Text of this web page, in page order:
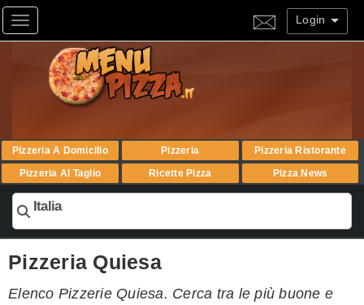
Toggle navigation Login
Pizzeria A Domicilio Pizzeria
Pizzeria Ristorante
Pizzeria Al Taglio
Ricette Pizza Pizza News
Italia
Pizzeria Quiesa
Elenco Pizzerie Quiesa. Cerca tra le più buone e